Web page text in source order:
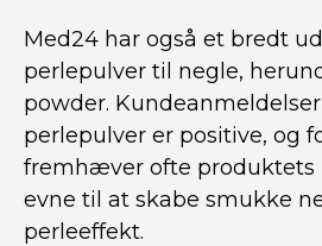
Med24 har også et bredt
perlepulver til negle,
powder.
perlepulver er positive, og
fremhæver ofte produktets
evne til at skabe smukke
perleeffekt.